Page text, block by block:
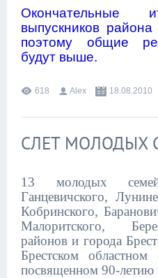
Окончательные
выпускников
поэтому общие
будут выше.
618 Alex 18.08.2010
СЛЕТ МОЛОДЫХ
13 молодых
Ганцевичского,
Кобринского,
Малоритского,
районов и города
Брестском
посвященном 90-летию